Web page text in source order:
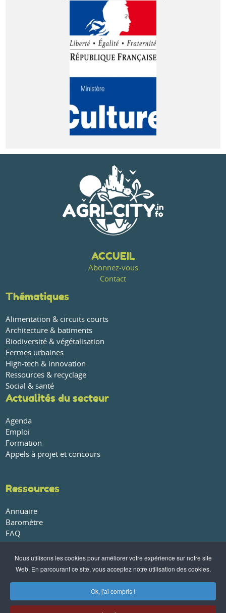
ACCUEIL
Abonnez-vous
Contact
Thématiques
Alimentation & circuits courts
Architecture & batiments
Biodiversité & végétalisation
Fermes urbaines
High-tech & innovation
Ressources & recyclage
Social & santé
Actualités du secteur
Agenda
Emploi
Formation
Appels à projet et concours
Ressources
Annuaire
Baromètre
FAQ
Glossaire
Publications et rapports
À propos
Qui sommes-nous ?
Nous utilisons les cookies pour améliorer votre expérience sur notre site
Web. En parcourant ce site, vous acceptez notre utilisation des cookies.
Ok, j'ai compris !